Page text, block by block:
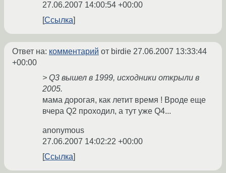
27.06.2007 14:00:54 +00:00
Ссылка
Ответ на: комментарий от birdie 27.06.2007 13:33:44
+00:00
> Q3 вышел в 1999, исходники открыли в
2005.
мама дорогая, как летит время ! Вроде еще
вчера Q2 проходил, а тут уже Q4...
anonymous
27.06.2007 14:02:22 +00:00
Ссылка